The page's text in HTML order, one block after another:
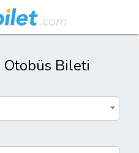
Otobüs Bileti